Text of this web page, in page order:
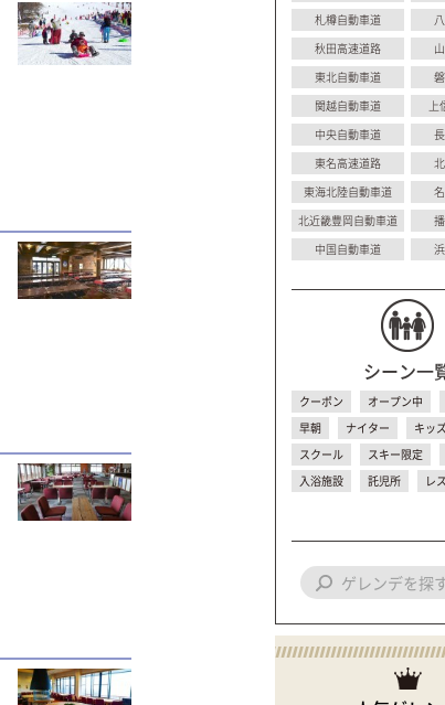
札樽自動車道
秋田高速道路
東北自動車道
関越自動車道
中央自動車道
東名高速道路
東海北陸自動車道
北近畿豊岡自動車道
中国自動車道
シーン一
クーポン オープン中
早朝
ナイター
キッ
スクール
スキー限定
入浴施設
託児所 レ